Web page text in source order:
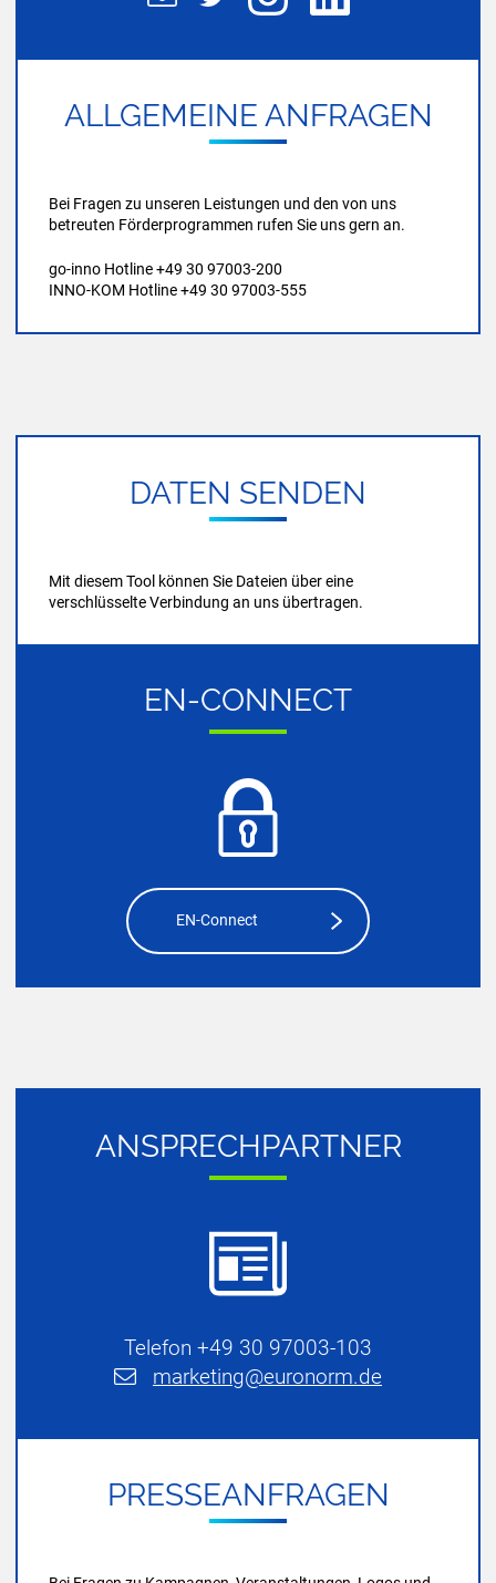
ALL­GE­MEI­NE AN­FRA­GEN
Bei Fragen zu unseren Leistungen und den von uns
betreuten Förderprogrammen rufen Sie uns gern an.
go-inno Hotline +49 30 97003-200
INNO-KOM Hotline +49 30 97003-555
DATEN SEN­DEN
Mit diesem Tool können Sie Dateien über eine
verschlüsselte Verbindung an uns übertragen.
EN-​CONNECT
EN-Connect
AN­SPRECH­PART­NER
Telefon +49 30 97003-103
m rk t ng r n rm d
PRES­SE­AN­FRA­GEN